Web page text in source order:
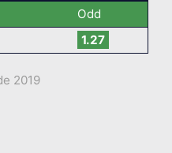
Odd
1.27
2019